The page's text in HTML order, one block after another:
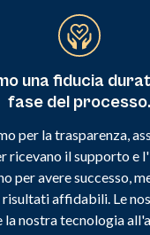
una fiducia
fase del processo.
per la trasparenza,
ricevano il supporto e
per avere successo,
affidabili. Le
la nostra tecnologia